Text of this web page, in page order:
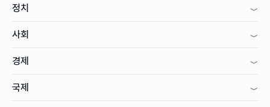
정치
사회
경제
국제